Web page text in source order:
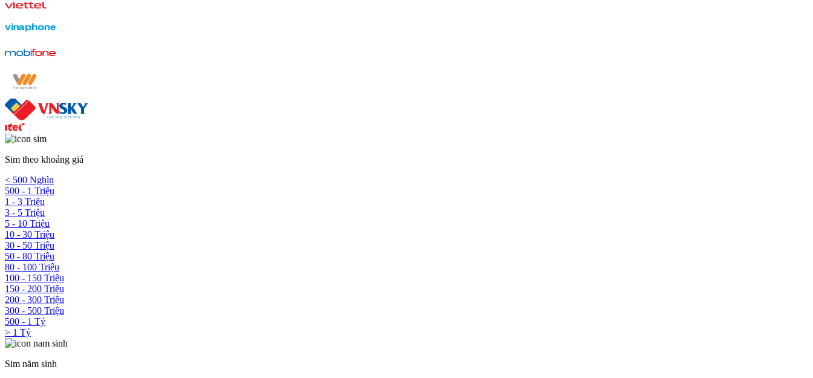
Sim theo khoảng giá
< 500 Nghìn
500 - 1 Triệu
1 - 3 Triệu
3 - 5 Triệu
5 - 10 Triệu
10 - 30 Triệu
30 - 50 Triệu
50 - 80 Triệu
80 - 100 Triệu
100 - 150 Triệu
150 - 200 Triệu
200 - 300 Triệu
300 - 500 Triệu
500 - 1 Tỷ
> 1 Tỷ
Sim năm sinh